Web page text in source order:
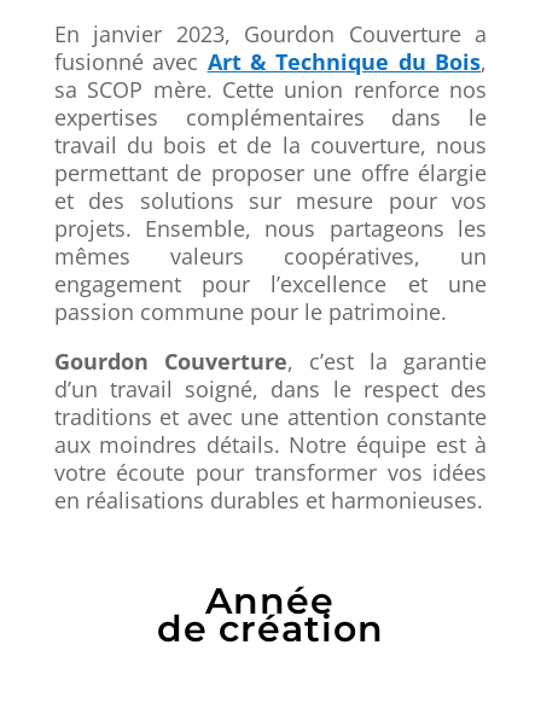
En janvier 2023, Gourdon Couverture a
fusionné avec Art & Technique du Bois,
sa SCOP mère. Cette union renforce nos
expertises complémentaires dans le
travail du bois et de la couverture, nous
permettant de proposer une offre élargie
et des solutions sur mesure pour vos
projets. Ensemble, nous partageons les
mêmes valeurs coopératives, un
engagement pour l’excellence et une
passion commune pour le patrimoine.
Gourdon Couverture, c’est la garantie
d’un travail soigné, dans le respect des
traditions et avec une attention constante
aux moindres détails. Notre équipe est à
votre écoute pour transformer vos idées
en réalisations durables et harmonieuses.
Année
de création